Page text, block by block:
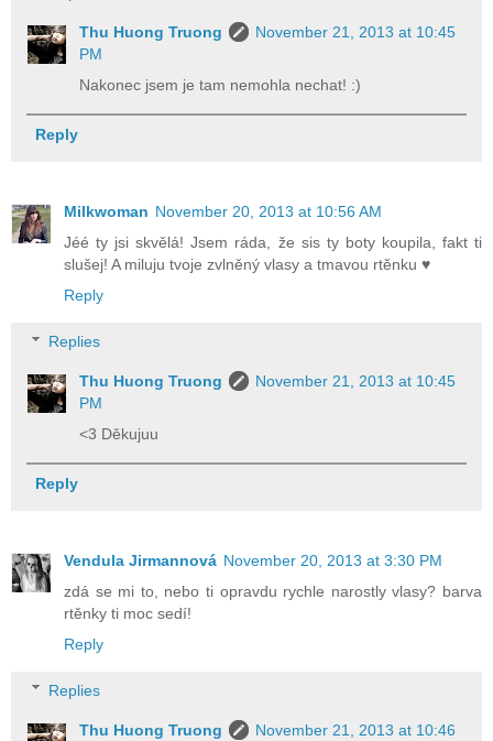
Thu Huong Truong
November 21, 2013 at 10:45
PM
Nakonec jsem je tam nemohla nechat! :)
Reply
Milkwoman November 20, 2013 at 10:56 AM
Jéé ty jsi skvělá! Jsem ráda, že sis ty boty koupila, fakt ti
slušej! A miluju tvoje zvlněný vlasy a tmavou rtěnku ♥
Reply
Replies
Thu Huong Truong
November 21, 2013 at 10:45
PM
<3 Děkujuu
Reply
Vendula Jirmannová November 20, 2013 at 3:30 PM
zdá se mi to, nebo ti opravdu rychle narostly vlasy? barva
rtěnky ti moc sedí!
Reply
Replies
Thu Huong Truong
November 21, 2013 at 10:46